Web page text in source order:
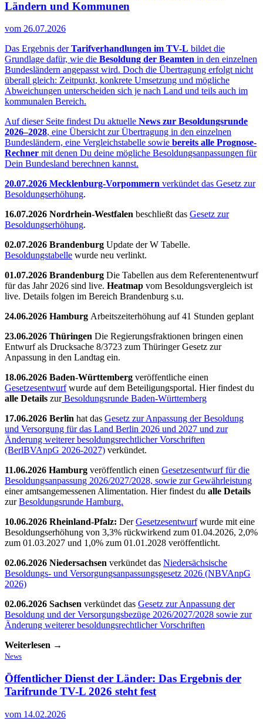
Ländern und Kommunen
vom 26.07.2026
Das Ergebnis derTarifverhandlungen im TV-L bildet die
Grundlage dafür, wie die Besoldung der Beamten in den einzelnen
Bundesländern angepasst wird. Doch die Übertragung erfolgt nicht
überall gleich: Zeitpunkt, konkrete Umsetzung und mögliche
Abweichungen unterscheiden sich je nach Land und teils auch im
kommunalen Bereich.
Auf dieser Seite findest Du aktuelle News zur Besoldungsrunde
2026–2028, eine Übersicht zur Übertragung in den einzelnen
Bundesländern, eine Vergleichstabelle sowie bereits alle Prognose-
Rechner mit denen Du deine mögliche Besoldungsanpassungen für
Dein Bundesland berechnen kannst.
20.07.2026 Mecklenburg-Vorpommern verkündet das Gesetz zur
Besoldungserhöhung.
16.07.2026 Nordrhein-Westfalen beschließt das Gesetz zur
Besoldungserhöhung.
02.07.2026 Brandenburg Update der W Tabelle.
Besoldungstabelle wurde neu verlinkt.
01.07.2026 Brandenburg Die Tabellen aus dem Referentenentwurf
für das Jahr 2026 sind live. Heatmap vom Besoldungsvergleich ist
live. Details folgen im Bereich Brandenburg s.u.
24.06.2026 Hamburg Arbeitszeiterhöhung auf 41 Stunden geplant
23.06.2026 Thüringen Die Regierungsfraktionen bringen einen
Entwurf als Drucksache 8/3723 zum Thüringer Gesetz zur
Anpassung in den Landtag ein.
18.06.2026 Baden-Württemberg veröffentliche einen
Gesetzesentwurfwurde auf dem Beteiligungsportal. Hier findest du
alle Details zurBesoldungsrunde Baden-Württemberg
17.06.2026 Berlin hat das Gesetz zur Anpassung der Besoldung
und Versorgung für das Land Berlin 2026 und 2027 und zur
Änderung weiterer besoldungsrechtlicher Vorschriften
(BerlBVAnpG 2026-2027) verkündet.
11.06.2026 Hamburg veröffentlich einen Gesetzesentwurf für die
Besoldungsanpassung 2026/2027/2028, sowie zur Gewährleistung
einer amtsangemessenen Alimentation. Hier findest du alle Details
zurBesoldungsrunde Hamburg.
10.06.2026 Rheinland-Pfalz: DerGesetzesentwurfwurde mit eine
Besoldungserhöhung von 3,3% rückwirkend zum 01.04.2026, 2,0%
zum 01.03.2027 und 1,0% zum 01.01.2028 veröffentlicht.
02.06.2026 Niedersachsen verkündet das Niedersächsische
Besoldungs- und Versorgungsanpassungsgesetz 2026 (NBVAnpG
2026)
02.06.2026 Sachsen verkündet das Gesetz zur Anpassung der
Besoldung und der Versorgungsbezüge 2026/2027/2028 sowie zur
Änderung weiterer besoldungsrechtlicher Vorschriften
Weiterlesen →
News
Öffentlicher Dienst der Länder: Das Ergebnis der
Tarifrunde TV-L 2026 steht fest
vom 14.02.2026